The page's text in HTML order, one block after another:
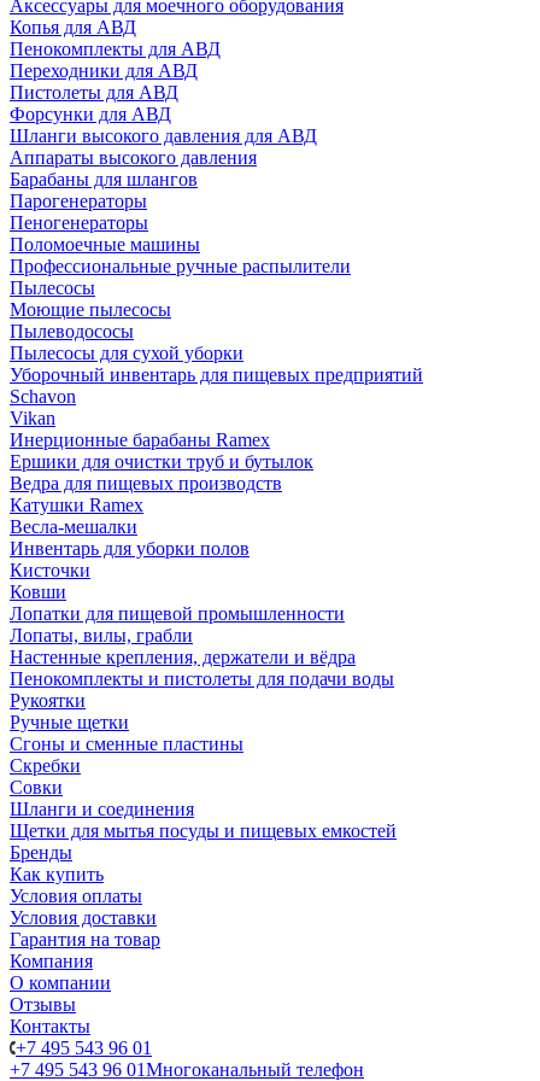
Аксессуары для моечного оборудования
Копья для АВД
Пенокомплекты для АВД
Переходники для АВД
Пистолеты для АВД
Форсунки для АВД
Шланги высокого давления для АВД
Аппараты высокого давления
Барабаны для шлангов
Парогенераторы
Пеногенераторы
Поломоечные машины
Профессиональные ручные распылители
Пылесосы
Моющие пылесосы
Пылеводососы
Пылесосы для сухой уборки
Уборочный инвентарь для пищевых предприятий
Schavon
Vikan
Инерционные барабаны Ramex
Ершики для очистки труб и бутылок
Ведра для пищевых производств
Катушки Ramex
Весла-мешалки
Инвентарь для уборки полов
Кисточки
Ковши
Лопатки для пищевой промышленности
Лопаты, вилы, грабли
Настенные крепления, держатели и вёдра
Пенокомплекты и пистолеты для подачи воды
Рукоятки
Ручные щетки
Сгоны и сменные пластины
Скребки
Совки
Шланги и соединения
Щетки для мытья посуды и пищевых емкостей
Бренды
Как купить
Условия оплаты
Условия доставки
Гарантия на товар
Компания
О компании
Отзывы
Контакты
+7 495 543 96 01
+7 495 543 96 01Многоканальный телефон